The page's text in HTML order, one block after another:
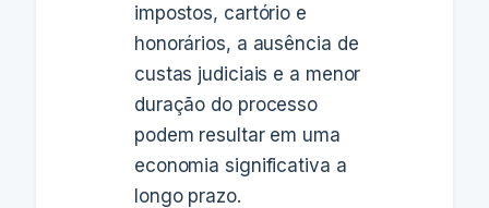
impostos, cartório e
honorários, a ausência de
custas judiciais e a menor
duração do processo
podem resultar em uma
economia significativa a
longo prazo.